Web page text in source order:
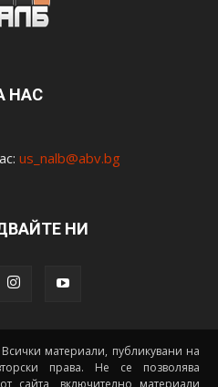
НАС
us_nalb@abv.bg
НИ
материали, публикувани на
права. Не се позволява
сайта, включително материали